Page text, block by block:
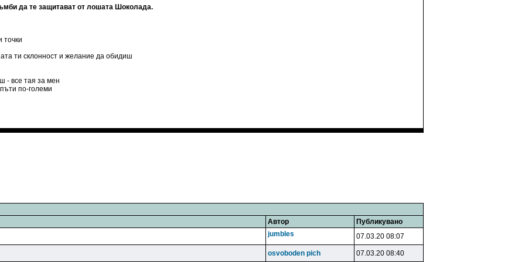
да те защитават от лошата Шоколада.
точки
ти склонност и желание да обидиш
- все тая за мен
по-големи
Автор
Публикувано
jumbles
07.03.20 08:07
osvoboden pich 07.03.20 08:40